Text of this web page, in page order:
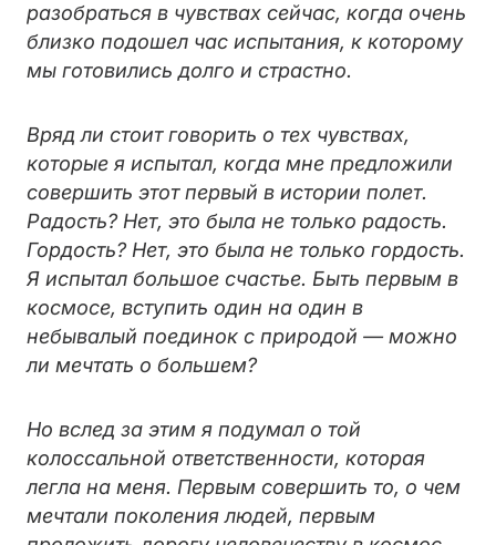
разобраться в чувствах сейчас, когда очень
близко подошел час испытания, к которому
мы готовились долго и страстно.
Вряд ли стоит говорить о тех чувствах,
которые я испытал, когда мне предложили
совершить этот первый в истории полет.
Радость? Нет, это была не только радость.
Гордость? Нет, это была не только гордость.
Я испытал большое счастье. Быть первым в
космосе, вступить один на один в
небывалый поединок с природой — можно
ли мечтать о большем?
Но вслед за этим я подумал о той
колоссальной ответственности, которая
легла на меня. Первым совершить то, о чем
мечтали поколения людей, первым